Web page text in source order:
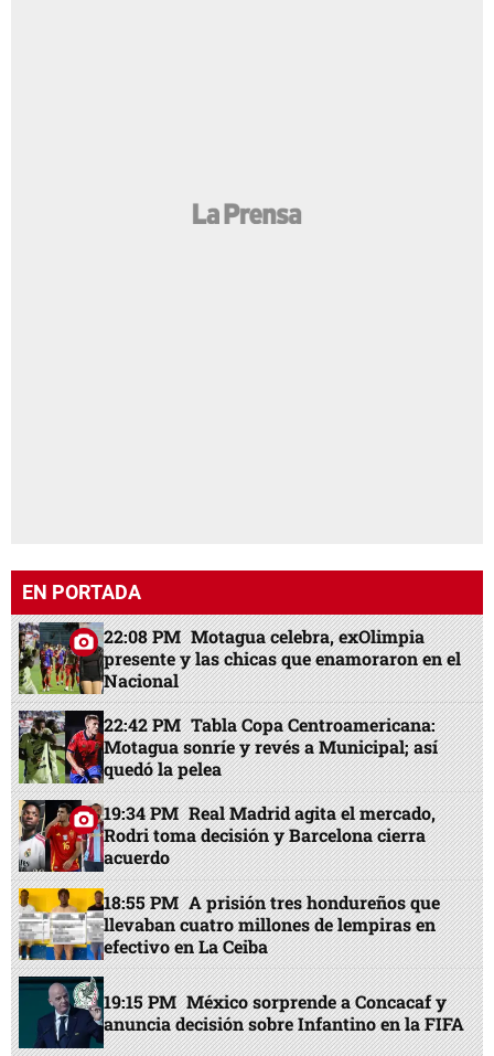
EN PORTADA
22:08 PM Motagua celebra, exOlimpia
presente y las chicas que enamoraron en el
Nacional
22:42 PM Tabla Copa Centroamericana:
Motagua sonríe y revés a Municipal; así
quedó la pelea
19:34 PM Real Madrid agita el mercado,
Rodri toma decisión y Barcelona cierra
acuerdo
18:55 PM A prisión tres hondureños que
llevaban cuatro millones de lempiras en
efectivo en La Ceiba
19:15 PM México sorprende a Concacaf y
anuncia decisión sobre Infantino en la FIFA